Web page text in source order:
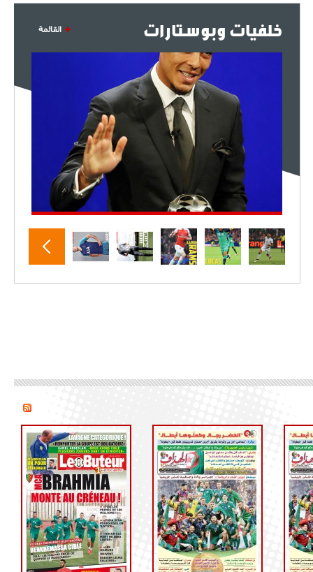
خلفيات وبوستارات القائمة